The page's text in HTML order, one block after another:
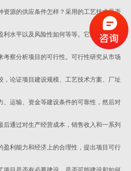
资源的供应条件怎样？采用的工艺技术是否
水平以及风险性如何等等。它从项目选择
考察分析项目的可行性。可行性研究从市场
，论证项目建设规模、工艺技术方案、厂址
、运输、资金等建设条件的可靠性，然后对
后通过对生产经营成本，销售收入和一系列
盈利能力和经济上的合理性，提出项目可行